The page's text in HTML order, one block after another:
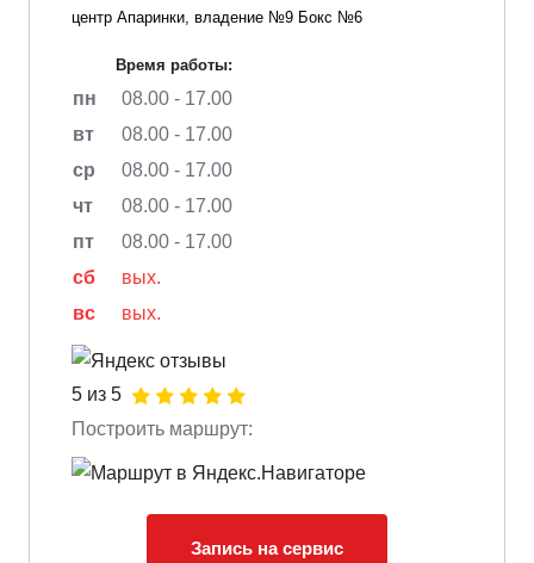
центр Апаринки, владение №9 Бокс №6
Время работы:
пн
08.00 - 17.00
вт
08.00 - 17.00
ср
08.00 - 17.00
чт
08.00 - 17.00
пт
08.00 - 17.00
сб
вых.
вс
вых.
5 из 5
Построить маршрут:
Запись на сервис